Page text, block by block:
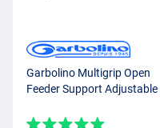
Garbolino Multigrip Open
Feeder Support Adjustable